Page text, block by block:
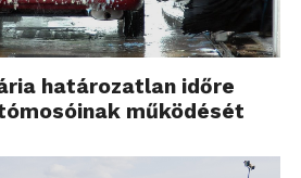
határozatlan időre
működését